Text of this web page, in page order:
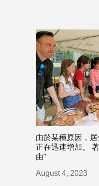
由於某種原因，
正在迅速增加。
由”
August 4, 2023